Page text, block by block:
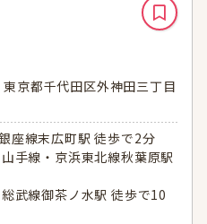
京都千代田区外神田三丁目
座線末広町駅 徒歩で2分
手線・京浜東北線秋葉原駅
武線御茶ノ水駅 徒歩で10